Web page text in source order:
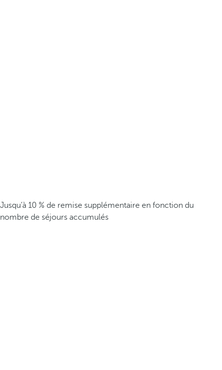
Jusqu’à 10 % de remise supplémentaire en fonction du
nombre de séjours accumulés